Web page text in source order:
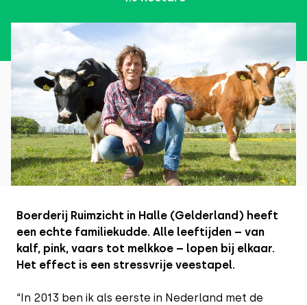
Boerderij Ruimzicht in Halle (Gelderland) heeft
een echte familiekudde. Alle leeftijden – van
kalf, pink, vaars tot melkkoe – lopen bij elkaar.
Het effect is een stressvrije veestapel.
“In 2013 ben ik als eerste in Nederland met de